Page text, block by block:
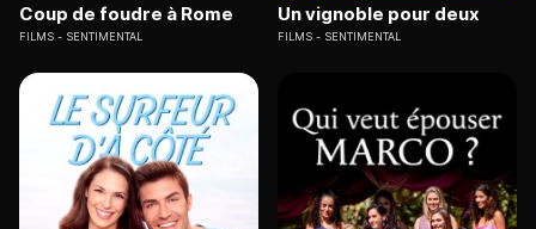
Coup de foudre à Rome
FILMS SENTIMENTAL
Un vignoble pour deux
FILMS SENTIMENTAL